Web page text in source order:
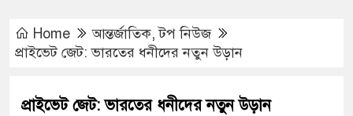
Home আন্তর্জাতিক,টপ নিউজ
প্রাইভেট জেট: ভারতের ধনীদের নতুন উড়ান
প্রাইভেট জেট: ভারতের ধনীদের নতুন উড়ান